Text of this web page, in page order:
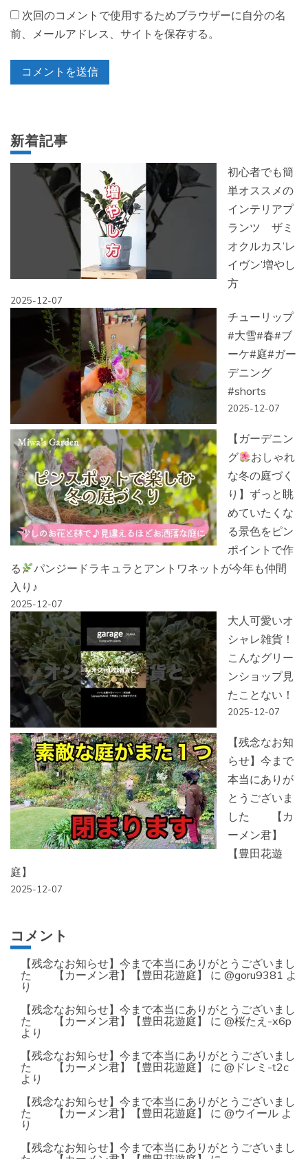
次回のコメントで使用するためブラウザーに自分の名
前、メールアドレス、サイトを保存する。
新着記事
初心者でも簡
単オススメの
インテリアプ
ランツ ザミ
オクルカス’レ
イヴン’増やし
方
2025-12-07
チューリップ
#大雪#春#ブ
ーケ#庭#ガー
デニング
#shorts
2025-12-07
【ガーデニン
グ
おしゃれ
な冬の庭づく
り】ずっと眺
めていたくな
る景色をピン
ポイントで作
る
パンジードラキュラとアントワネットが今年も仲間
入り♪
2025-12-07
大人可愛いオ
シャレ雑貨！
こんなグリー
ンショップ見
たことない！
2025-12-07
【残念なお知
らせ】今まで
本当にありが
とうございま
した 【カ
ーメン君】
【豊田花遊
庭】
2025-12-07
コメント
【残念なお知らせ】今まで本当にありがとうございまし
た 【カーメン君】【豊田花遊庭】
に @goru9381 よ
り
【残念なお知らせ】今まで本当にありがとうございまし
た 【カーメン君】【豊田花遊庭】
に @桜たえ-x6p
より
【残念なお知らせ】今まで本当にありがとうございまし
た 【カーメン君】【豊田花遊庭】
に @ドレミ-t2c
より
【残念なお知らせ】今まで本当にありがとうございまし
た 【カーメン君】【豊田花遊庭】
に @ウイール よ
り
【残念なお知らせ】今まで本当にありがとうございまし